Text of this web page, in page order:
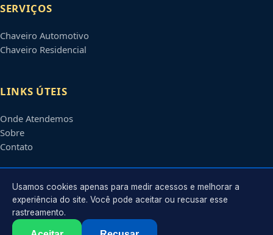
SERVIÇOS
Chaveiro Automotivo
Chaveiro Residencial
LINKS ÚTEIS
Onde Atendemos
Sobre
Contato
CONTATO
Atendimento em
contato@chaveiroempiracicaba.com.br
Usamos cookies apenas para medir acessos e melhorar a
experiência do site. Você pode aceitar ou recusar esse
rastreamento.